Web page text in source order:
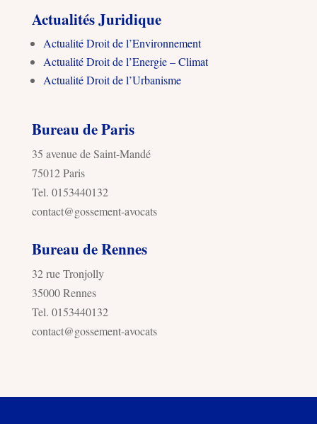
Actualités Juridique
Actualité Droit de l’Environnement
Actualité Droit de l’Energie – Climat
Actualité Droit de l’Urbanisme
Bureau de Paris
35 avenue de Saint-Mandé
75012 Paris
Tel. 0153440132
contact@gossement-avocats
Bureau de Rennes
32 rue Tronjolly
35000 Rennes
Tel. 0153440132
contact@gossement-avocats